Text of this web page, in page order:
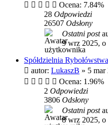
Ocena: 7.84%
28 Odpowiedzi
26507 Odsłony
Ostatni post
9 wrz 2025, o
Spółdzielnia
autor: LukaszB » 5 mar
Ocena: 1.96%
2 Odpowiedzi
3806 Odsłony
Ostatni post
8 wrz 2025, o